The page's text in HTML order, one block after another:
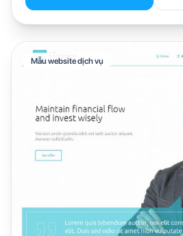
Mẫu website dịch vụ